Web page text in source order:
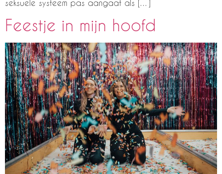
seksuele systeem pas aangaat als […]
Feestje in mijn hoofd